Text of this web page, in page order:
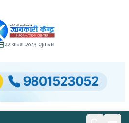
२२ श्रावण २०८३, शुक्रबार